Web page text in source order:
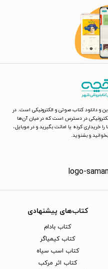
و دانلود کتاب صوتی و الکترونیکی است. در
در دسترس است که در میان آن‌ها
خریداری کرده یا امانت بگیرید و در موبایل،
و بشنوید.
کتاب‌های پیشنهادی
کتاب بادام
کتاب کیمیاگر
کتاب اسب سیاه
کتاب اثر مرکب